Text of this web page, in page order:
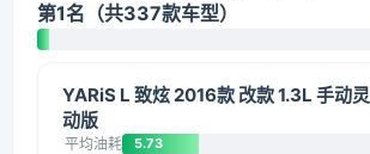
第1名（共337款车型）
YARiS L 致炫 2016款 改款 1.3L 手动灵
动版
平均油耗 5.73